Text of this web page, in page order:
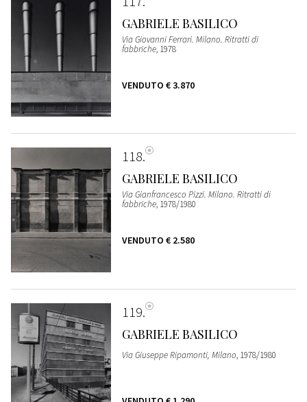
GABRIELE BASILICO
Via Giovanni Ferrari. Milano. Ritratti di
fabbriche, 1978
VENDUTO € 3.870
118
GABRIELE BASILICO
Via Gianfrancesco Pizzi. Milano. Ritratti di
fabbriche, 1978/1980
VENDUTO € 2.580
119
GABRIELE BASILICO
Via Giuseppe Ripamonti, Milano, 1978/1980